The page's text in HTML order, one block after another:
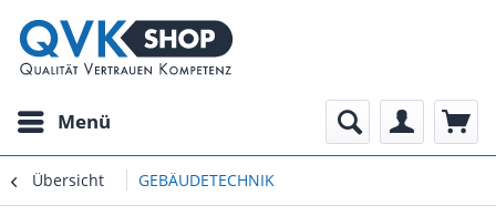
Menü
Übersicht GEBÄUDETECHNIK